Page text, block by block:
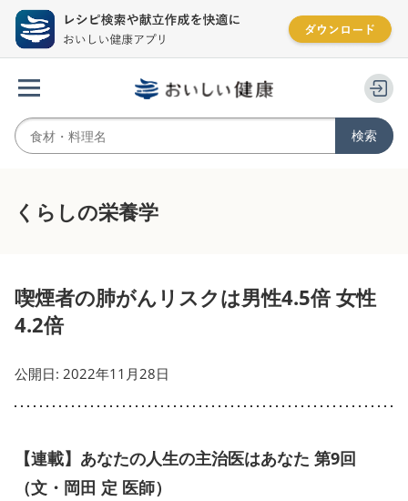
くらしの栄養学
喫煙者の肺がんリスクは男性4.5倍 女性
4.2倍
公開日: 2022年11月28日
【連載】あなたの人生の主治医はあなた 第9回
（文・岡田 定 医師）